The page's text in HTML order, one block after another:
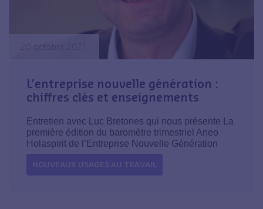
L’entreprise nouvelle génération :
chiffres clés et enseignements
Entretien avec Luc Bretones qui nous présente La
première édition du baromètre trimestriel Aneo
Holaspirit de l’Entreprise Nouvelle Génération
NOUVEAUX USAGES AU TRAVAIL